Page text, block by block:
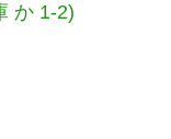
か 1-2)